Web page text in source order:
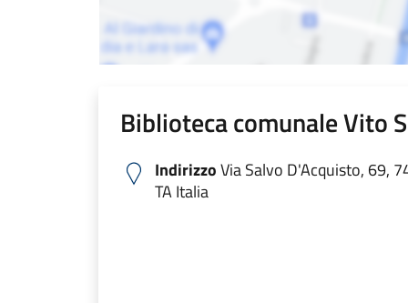
Biblioteca comunale Vito
IndirizzoVia Salvo D'Acquisto, 69,
TA Italia